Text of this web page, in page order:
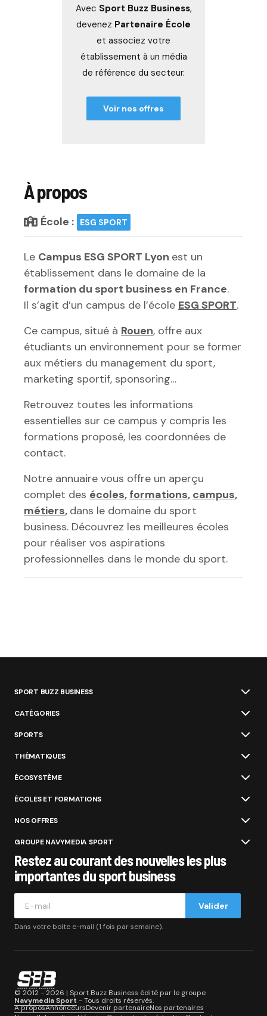
Avec Sport Buzz Business,
devenez Partenaire École
et associez votre
établissement à un média
de référence du secteur.
Voir nos offres
À propos
École : ESG SPORT
Le Campus ESG SPORT Lyon est un
établissement dans le domaine de la
formation du sport business en France.
Il s’agit d’un campus de l’école ESG SPORT.
Ce campus, situé à Rouen, offre aux
étudiants un environnement pour se former
aux métiers du management du sport,
marketing sportif, sponsoring…
Retrouvez toutes les informations
essentielles sur ce campus y compris les
formations proposé, les coordonnées de
contact.
Notre annuaire vous offre un aperçu
complet des écoles, formations, campus,
métiers, dans le domaine du sport
business. Découvrez les meilleures écoles
pour réaliser vos aspirations
professionnelles dans le monde du sport.
SPORT BUZZ BUSINESS
CATÉGORIES
SPORTS
THÉMATIQUES
ÉCOSYSTÈME
ÉCOLES ET FORMATIONS
NOS OFFRES
GROUPE NAVYMEDIA SPORT
Restez au courant des nouvelles les plus
importantes du sport business
Valider
Dans votre boite e-mail (1 fois par semaine).
© 2012 - 2026 | Sport Buzz Business édité par le groupe
Navymedia Sport - Tous droits réservés.
A proposAnnonceursDevenir partenaireNos partenaires